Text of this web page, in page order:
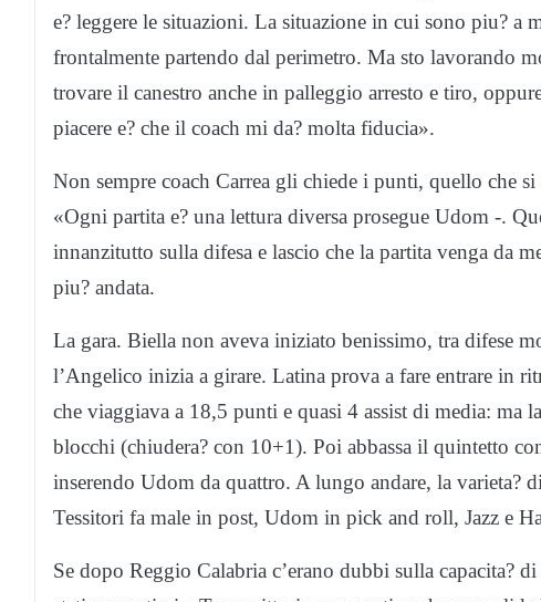
e? leggere le situazioni. La situazione in cui sono piu? a
frontalmente partendo dal perimetro. Ma sto lavorando
trovare il canestro anche in palleggio arresto e tiro,
piacere e? che il coach mi da? molta fiducia».
Non sempre coach Carrea gli chiede i punti, quello che
«Ogni partita e? una lettura diversa prosegue Udom -.
innanzitutto sulla difesa e lascio che la partita venga da
piu? andata.
La gara. Biella non aveva iniziato benissimo, tra difese
l’Angelico inizia a girare. Latina prova a fare entrare in
che viaggiava a 18,5 punti e quasi 4 assist di media: ma
blocchi (chiudera? con 10+1). Poi abbassa il quintetto
inserendo Udom da quattro. A lungo andare, la varieta?
Tessitori fa male in post, Udom in pick and roll, Jazz e
Se dopo Reggio Calabria c’erano dubbi sulla capacita?